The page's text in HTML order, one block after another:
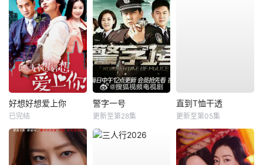
好想好想爱上你
已完结
警字一号
更新至第28集
直到T恤干透
更新至第05集